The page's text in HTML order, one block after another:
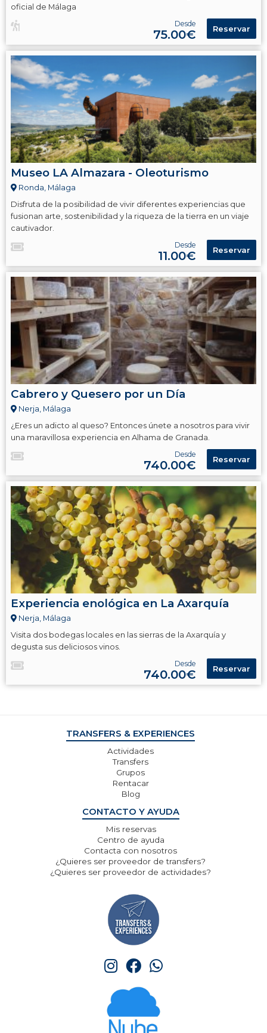
oficial de Málaga
Desde
75.00€ Reservar
Museo LA Almazara - Oleoturismo
Ronda, Málaga
Disfruta de la posibilidad de vivir diferentes experiencias que
fusionan arte, sostenibilidad y la riqueza de la tierra en un viaje
cautivador.
Desde
11.00€ Reservar
Cabrero y Quesero por un Día
Nerja, Málaga
¿Eres un adicto al queso? Entonces únete a nosotros para vivir
una maravillosa experiencia en Alhama de Granada.
Desde
740.00€ Reservar
Experiencia enológica en La Axarquía
Nerja, Málaga
Visita dos bodegas locales en las sierras de la Axarquía y
degusta sus deliciosos vinos.
Desde
740.00€ Reservar
TRANSFERS & EXPERIENCES
Actividades
Transfers
Grupos
Rentacar
Blog
CONTACTO Y AYUDA
Mis reservas
Centro de ayuda
Contacta con nosotros
¿Quieres ser proveedor de transfers?
¿Quieres ser proveedor de actividades?